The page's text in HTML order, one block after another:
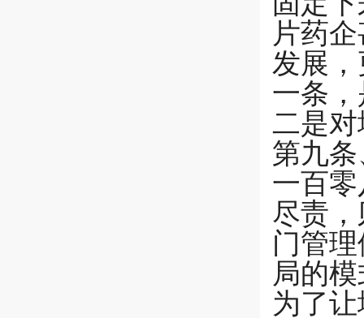
片药
发展
一条
二是
第九
一百
尽责
门管
局的
为了